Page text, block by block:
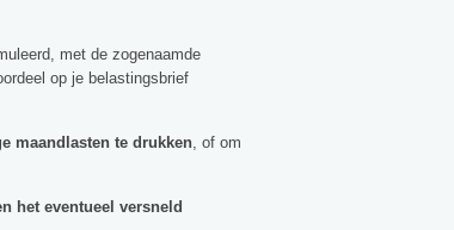
met de zogenaamde
op je belastingsbrief
maandlasten te drukken, of om
het eventueel versneld